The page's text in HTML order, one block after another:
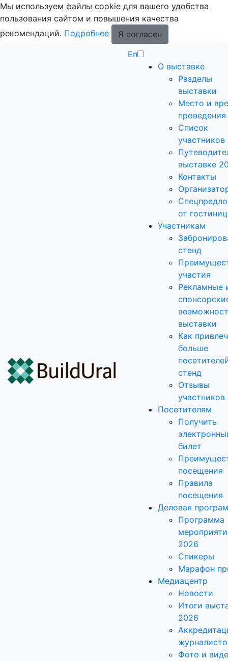
Мы используем файлы cookie для вашего удобства
пользования сайтом и повышения качества
рекомендаций. Подробнее
Я согласен
En
О выставке
Разделы
выставки
Место и
проведения
Список
выставке
Контакты
от гостиниц
Участникам
стенд
участия
Рекламные
выставки
Как
больше
стенд
Отзывы
участников
Посетителям
Получить
билет
посещения
Правила
посещения
Деловая
Программа
2026
Спикеры
Марафон
Медиацентр
Новости
Итоги
2026
Фото и